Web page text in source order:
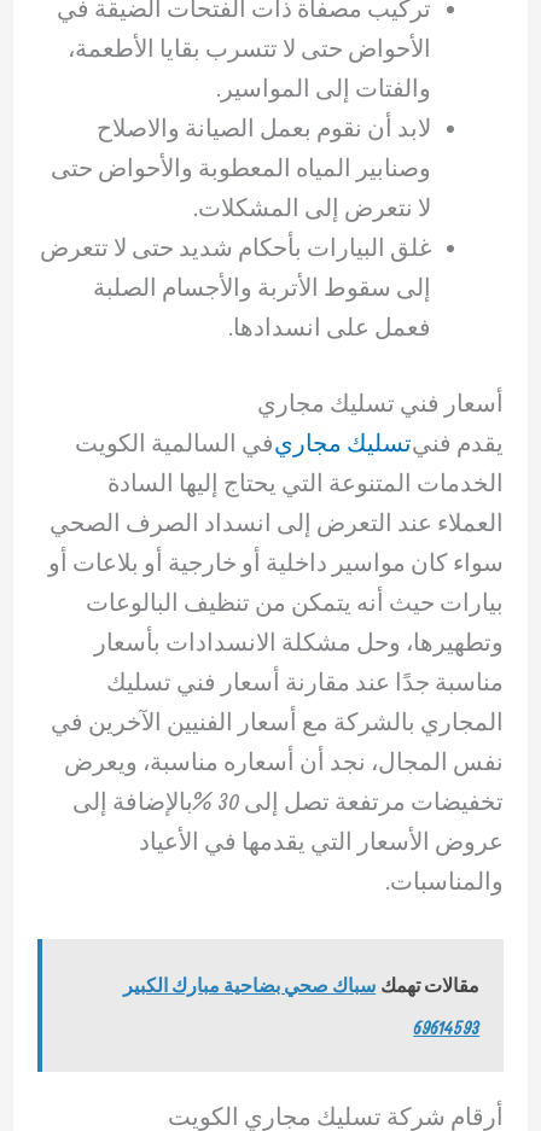
تركيب مصفاة ذات الفتحات الضيقة في
الأحواض حتى لا تتسرب بقايا الأطعمة،
والفتات إلى المواسير.
لابد أن نقوم بعمل الصيانة والاصلاح
وصنابير المياه المعطوبة والأحواض حتى
لا نتعرض إلى المشكلات.
غلق البيارات بأحكام شديد حتى لا تتعرض
إلى سقوط الأتربة والأجسام الصلبة
فعمل على انسدادها.
أسعار فني تسليك مجاري
يقدم فنيتسليك مجاريفي السالمية الكويت
الخدمات المتنوعة التي يحتاج إليها السادة
العملاء عند التعرض إلى انسداد الصرف الصحي
سواء كان مواسير داخلية أو خارجية أو بلاعات أو
بيارات حيث أنه يتمكن من تنظيف البالوعات
وتطهيرها، وحل مشكلة الانسدادات بأسعار
مناسبة جدًا عند مقارنة أسعار فني تسليك
المجاري بالشركة مع أسعار الفنيين الآخرين في
نفس المجال، نجد أن أسعاره مناسبة، ويعرض
تخفيضات مرتفعة تصل إلى 30 %بالإضافة إلى
عروض الأسعار التي يقدمها في الأعياد
والمناسبات.
مقالات تهمك سباك صحي بضاحية مبارك الكبير
69614593
أرقام شركة تسليك مجاري الكويت